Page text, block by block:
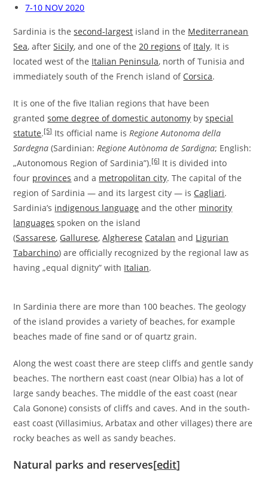
7-10 NOV 2020
Sardinia is thesecond-largest island in the Mediterranean
Sea, afterSicily, and one of the20 regions of Italy. It is
located west of the Italian Peninsula, north of Tunisia and
immediately south of the French island of Corsica.
It is one of the five Italian regions that have been
grantedsome degree of domestic autonomy byspecial
statute.[5]Its official name isRegione Autonoma della
Sardegna (Sardinian:Regione Autònoma de Sardigna; English:
„Autonomous Region of Sardinia”).[6]It is divided into
four provinces and a metropolitan city. The capital of the
region of Sardinia — and its largest city — is Cagliari.
Sardinia’s indigenous language and the other minority
languages spoken on the island
(Sassarese, Gallurese,Algherese Catalan and Ligurian
Tabarchino) are officially recognized by the regional law as
having „equal dignity” with Italian.
In Sardinia there are more than 100 beaches. The geology
of the island provides a variety of beaches, for example
beaches made of fine sand or of quartz grain.
Along the west coast there are steep cliffs and gentle sandy
beaches. The northern east coast (near Olbia) has a lot of
large sandy beaches. The middle of the east coast (near
Cala Gonone) consists of cliffs and caves. And in the south-
east coast (Villasimius, Arbatax and other villages) there are
rocky beaches as well as sandy beaches.
Natural parks and reserves[edit]